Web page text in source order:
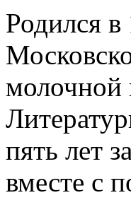
Родился в
молочной
пять лет
вместе с